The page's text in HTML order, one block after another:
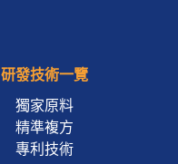
研發技術一覽
獨家原料
精準複方
專利技術